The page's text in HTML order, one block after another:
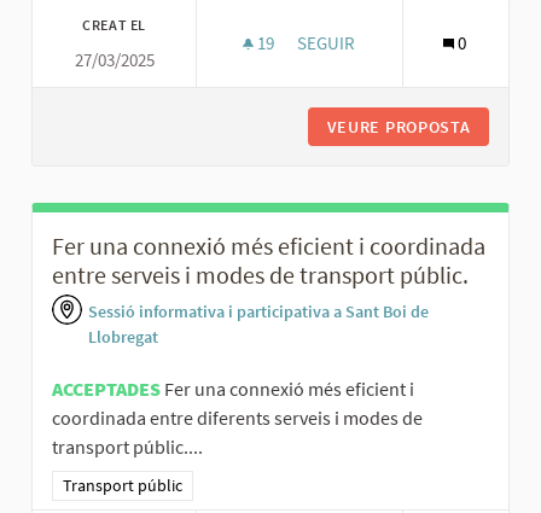
CREAT EL
27/03/2025
19 19 SEGUIDORES
SEGUIR 0
VEURE PROPOSTA
Fer una connexió més eficient i coordinada
entre serveis i modes de transport públic.
Sessió informativa i participativa a Sant Boi de
Llobregat
ACCEPTADES Fer una connexió més eficient i
coordinada entre diferents serveis i modes de
transport públic....
Resultats al filtrar per la categoria: Transport públic
Transport públic